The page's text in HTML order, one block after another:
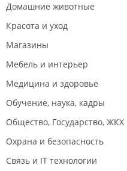
Домашние животные
Красота и уход
Магазины
Мебель и интерьер
Медицина и здоровье
Обучение, наука, кадры
Общество, Государство, ЖКХ
Охрана и безопасность
Связь и IT технологии